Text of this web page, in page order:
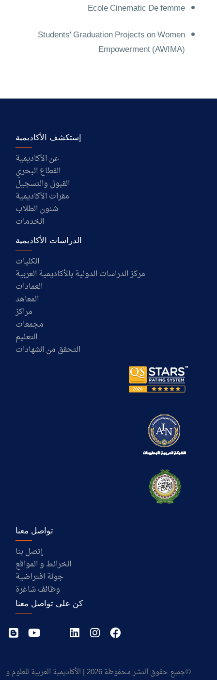
Ecole Cinematic De femme
Students' Graduation Projects on Women
Empowerment (AWIMA)
إستكشف الأكاديمية
عن الأكاديمية
القطاع البحري
القبول والتسجيل
مقرات الأكاديمية
شئون الطلاب
الخدمات
الدراسات الأكاديمية
الكليات
مركز الدراسات الدولية بالأكاديمية العربية
العمادات
المعاهد
مراكز
مجمعات
التعليم
التحقق من الشهادات
تواصل معنا
إتصل بنا
الخرائط و المواقع
جولة افتراضية
وظائف شاغرة
كن على تواصل معنا
©جميع حقوق النشر محفوظة 2026 | الأكاديمية العربية للعلوم و